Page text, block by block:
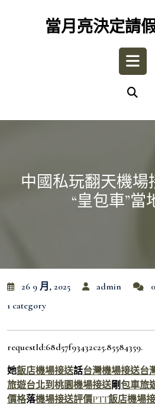
當月亮決定請
中國私玩翻天機場
“皇包車”當
26 9 月, 2025 admin
1 category
requestId:68d57f93432c25.85584359.
她飯店機場接送話台灣機場接送台
旅遊台北到桃園機場接送剛包車旅
價格落機場接送評價PTT飯店機場